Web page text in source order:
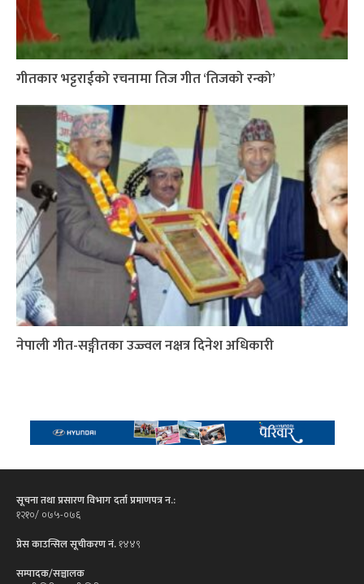
गीतकार भट्टराईको रचनामा तिज गीत ‘तिजको रन्को’
नेपाली गीत-सङ्गीतका उज्ज्वल नक्षत्र दिनेश अधिकारी
सूचना तथा प्रसारण विभाग दर्ता प्रमाणपत्र न.:
१२१०/ ०७५-०७६
प्रेस काउन्सिल सूचीकरण नं.१४४९
सम्पादक/सञ्चालक